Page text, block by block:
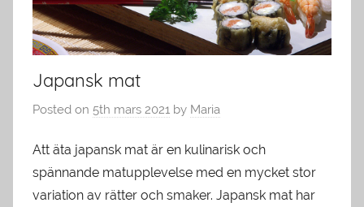
Japansk mat
Posted on 5th mars 2021 by Maria
Att äta japansk mat är en kulinarisk och
spännande matupplevelse med en mycket stor
variation av rätter och smaker. Japansk mat har